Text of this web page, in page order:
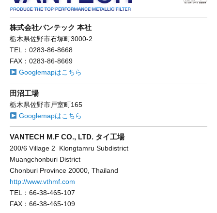
株式会社バンテック 本社
栃木県佐野市石塚町3000-2
TEL：0283-86-8668
FAX：0283-86-8669
Googlemapはこちら
田沼工場
栃木県佐野市戸室町165
Googlemapはこちら
VANTECH M.F CO., LTD. タイ工場
200/6 Village 2 Klongtamru Subdistrict
Muangchonburi District
Chonburi Province 20000, Thailand
http://www.vthmf.com
TEL：66-38-465-107
FAX：66-38-465-109